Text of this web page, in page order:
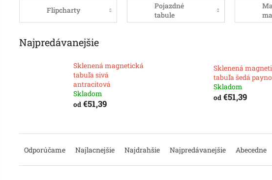
Flipcharty
Pojazdné
tabule
Najpredávanejšie
Sklenená magnetická
tabuľa sivá
antracitová
Skladom
od €51,39
Sklenená
tabuľa šedá
Skladom
od €51,39
Odporúčame Najlacnejšie Najdrahšie Najpredávanejšie Abecedne